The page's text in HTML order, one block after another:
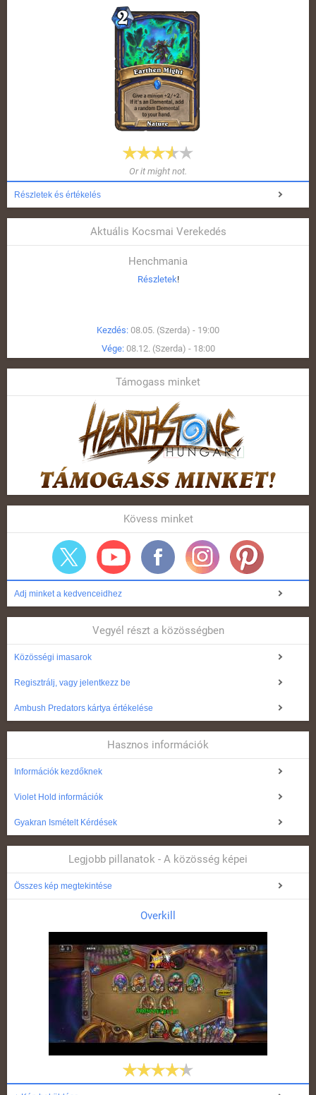
Or it might not.
Részletek és értékelés
Aktuális Kocsmai Verekedés
Henchmania
Részletek!
Kezdés: 08.05. (Szerda) - 19:00
Vége: 08.12. (Szerda) - 18:00
Támogass minket
Kövess minket
Adj minket a kedvenceidhez
Vegyél részt a közösségben
Közösségi imasarok
Regisztrálj, vagy jelentkezz be
Ambush Predators kártya értékelése
Hasznos információk
Információk kezdőknek
Violet Hold információk
Gyakran Ismételt Kérdések
Legjobb pillanatok - A közösség képei
Összes kép megtekintése
Overkill